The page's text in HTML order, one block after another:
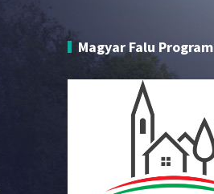
Magyar Falu Program